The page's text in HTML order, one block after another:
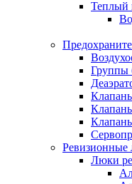
Теплый
Группы
Ревизионные
Люки